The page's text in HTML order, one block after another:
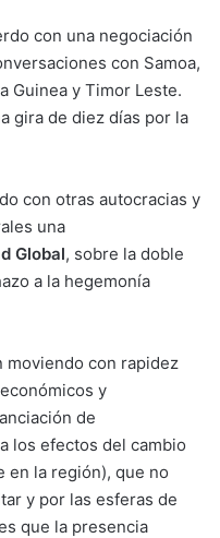
con una negociación
con Samoa,
Guinea y Timor Leste.
gira de diez días por la
con otras autocracias y
una
Global, sobre la doble
a la hegemonía
moviendo con rapidez
y
de
los efectos del cambio
en la región), que no
y por las esferas de
que la presencia